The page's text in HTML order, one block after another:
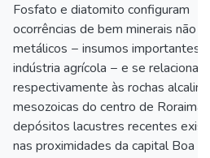
Fosfato e diatomito configuram
ocorrências de bem minerais não
metálicos − insumos importantes
indústria agrícola − e se relacionam
respectivamente às rochas
mesozoicas do centro de Roraima
depósitos lacustres recentes
nas proximidades da capital Boa